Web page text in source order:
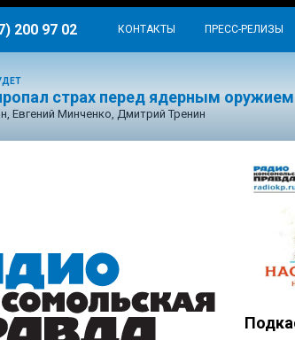
200 97 02 КОНТАКТЫ ПРЕСС-РЕЛИЗЫ
страх перед ядерным оружием
Евгений Минченко, Дмитрий Тренин